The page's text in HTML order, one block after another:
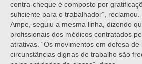
contra-cheque é composto por
suficiente para o trabalhador”,
Ampe, seguiu a mesma linha, dizendo
profissionais dos médicos contratados
atrativas. “Os movimentos em defesa
circunstâncias dignas de trabalho são